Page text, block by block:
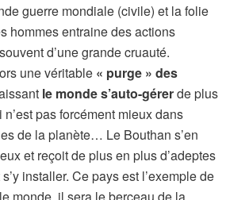
guerre mondiale (civile) et la folie
hommes entraine des actions
d’une grande cruauté.
une véritable « purge » des
le monde s’auto-gérerde plus
pas forcément mieux dans
de la planète… Le Bouthan s’en
et reçoit de plus en plus d’adeptes
installer. Ce pays est l’exemple de
monde, il sera le berceau de la